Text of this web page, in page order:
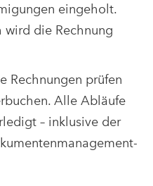
eingeholt.
die Rechnung
Rechnungen prüfen
Alle Abläufe
– inklusive der